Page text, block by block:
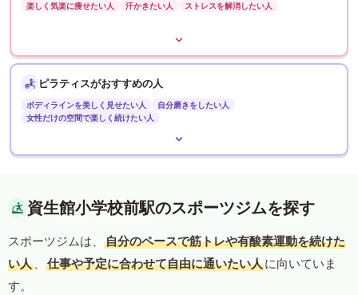
楽しく気楽に痩せたい人 汗かきたい人 ストレスを解消したい人
ピラティスがおすすめの人
ボディラインを美しく見せたい人
自分磨きをしたい人
女性だけの空間で楽しく続けたい人
資生館小学校前駅のスポーツジムを探す
スポーツジムは、
自分のペースで筋トレや有酸素運動を続けた
い人 、 仕事や予定に合わせて自由に通いたい人に向いていま
す。